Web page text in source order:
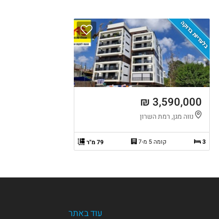
בלעדיות בדוקה
3,590,000 ₪
נווה מגן, רמת השרון
3 קומה 5 מ-7 79 מ"ר
עוד באתר